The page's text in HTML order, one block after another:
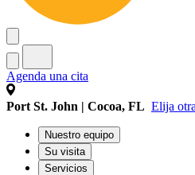
Agenda una cita
Port St. John | Cocoa, FL Elija
Nuestro equipo
Su visita
Servicios